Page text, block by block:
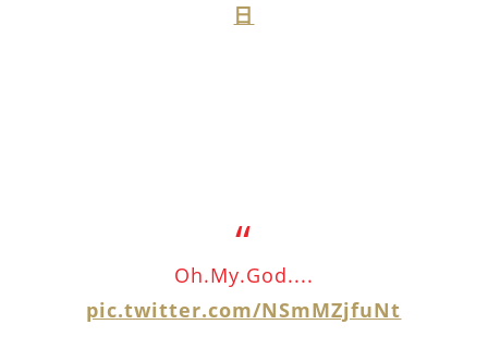
日
Oh.My.God....
pic.twitter.com/NSmMZjfuNt